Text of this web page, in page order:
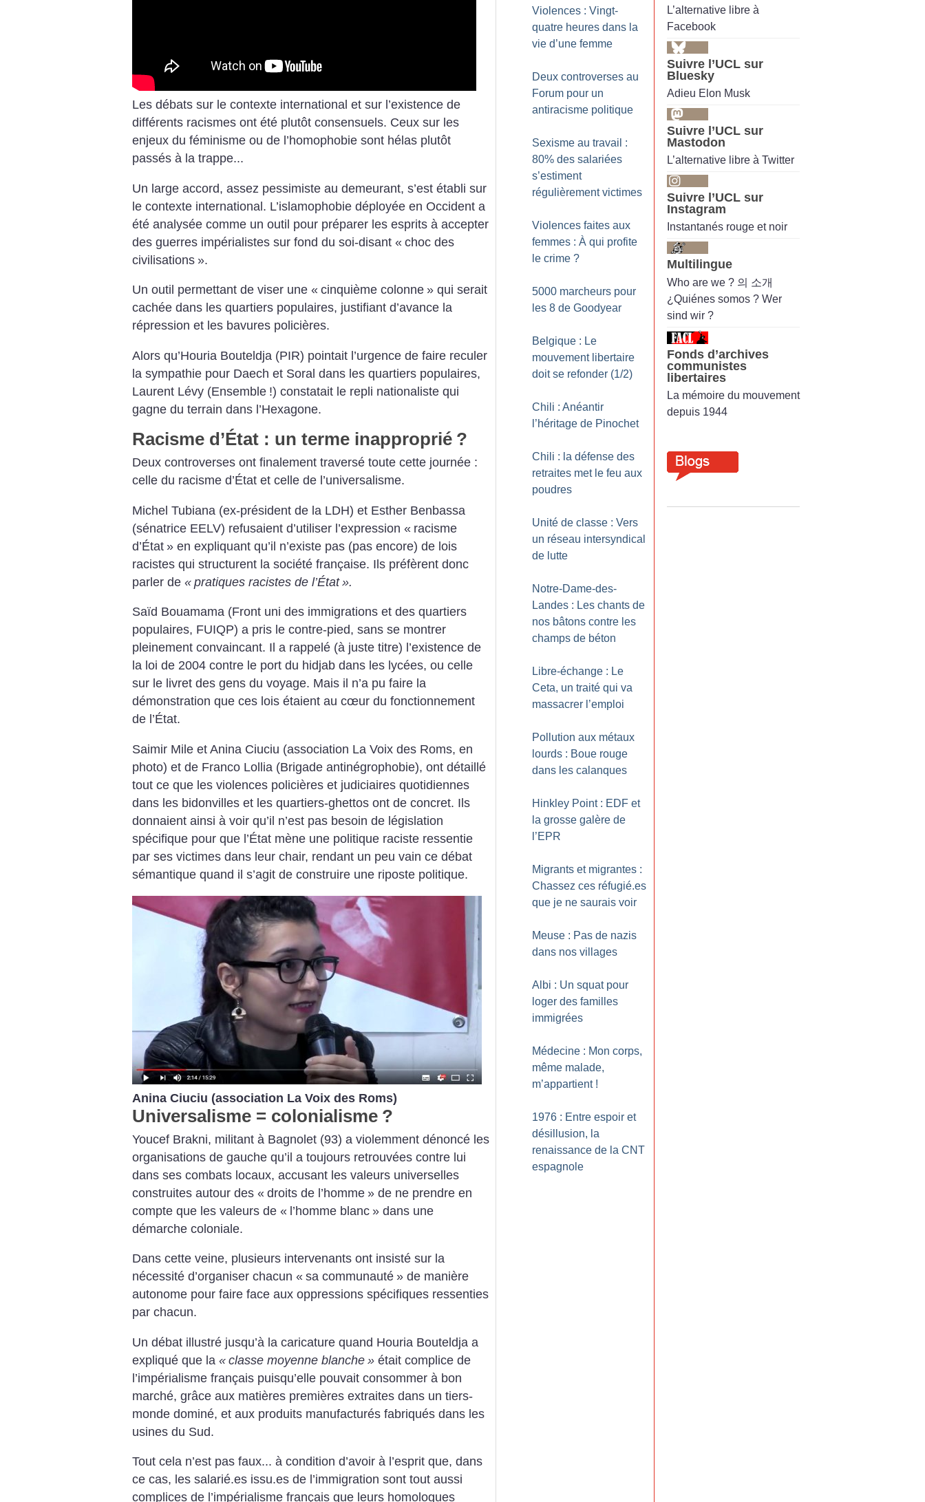
Les débats sur le contexte international et sur l’existence de
différents racismes ont été plutôt consensuels. Ceux sur les
enjeux du féminisme ou de l’homophobie sont hélas plutôt
passés à la trappe...
Un large accord, assez pessimiste au demeurant, s’est établi sur
le contexte international. L’islamophobie déployée en Occident a
été analysée comme un outil pour préparer les esprits à accepter
des guerres impérialistes sur fond du soi-disant « choc des
civilisations ».
Un outil permettant de viser une « cinquième colonne » qui serait
cachée dans les quartiers populaires, justifiant d’avance la
répression et les bavures policières.
Alors qu’Houria Bouteldja (PIR) pointait l’urgence de faire reculer
la sympathie pour Daech et Soral dans les quartiers populaires,
Laurent Lévy (Ensemble !) constatait le repli nationaliste qui
gagne du terrain dans l’Hexagone.
Racisme d’État : un terme inapproprié ?
Deux controverses ont finalement traversé toute cette journée :
celle du racisme d’État et celle de l’universalisme.
Michel Tubiana (ex-président de la LDH) et Esther Benbassa
(sénatrice EELV) refusaient d’utiliser l’expression « racisme
d’État » en expliquant qu’il n’existe pas (pas encore) de lois
racistes qui structurent la société française. Ils préfèrent donc
parler de « pratiques racistes de l’État ».
Saïd Bouamama (Front uni des immigrations et des quartiers
populaires, FUIQP) a pris le contre-pied, sans se montrer
pleinement convaincant. Il a rappelé (à juste titre) l’existence de
la loi de 2004 contre le port du hidjab dans les lycées, ou celle
sur le livret des gens du voyage. Mais il n’a pu faire la
démonstration que ces lois étaient au cœur du fonctionnement
de l’État.
Saimir Mile et Anina Ciuciu (association La Voix des Roms, en
photo) et de Franco Lollia (Brigade antinégrophobie), ont détaillé
tout ce que les violences policières et judiciaires quotidiennes
dans les bidonvilles et les quartiers-ghettos ont de concret. Ils
donnaient ainsi à voir qu’il n’est pas besoin de législation
spécifique pour que l’État mène une politique raciste ressentie
par ses victimes dans leur chair, rendant un peu vain ce débat
sémantique quand il s’agit de construire une riposte politique.
Anina Ciuciu (association La Voix des Roms)
Universalisme = colonialisme ?
Youcef Brakni, militant à Bagnolet (93) a violemment dénoncé les
organisations de gauche qu’il a toujours retrouvées contre lui
dans ses combats locaux, accusant les valeurs universelles
construites autour des « droits de l’homme » de ne prendre en
compte que les valeurs de « l’homme blanc » dans une
démarche coloniale.
Dans cette veine, plusieurs intervenants ont insisté sur la
nécessité d’organiser chacun « sa communauté » de manière
autonome pour faire face aux oppressions spécifiques ressenties
par chacun.
Un débat illustré jusqu’à la caricature quand Houria Bouteldja a
expliqué que la « classe moyenne blanche » était complice de
l’impérialisme français puisqu’elle pouvait consommer à bon
marché, grâce aux matières premières extraites dans un tiers-
monde dominé, et aux produits manufacturés fabriqués dans les
usines du Sud.
Tout cela n’est pas faux... à condition d’avoir à l’esprit que, dans
ce cas, les salarié.es issu.es de l’immigration sont tout aussi
complices de l’impérialisme français que leurs homologues
Violences : Vingt-
quatre heures dans la
vie d’une femme
Deux controverses au
Forum pour un
antiracisme politique
Sexisme au travail :
80% des salariées
s’estiment
régulièrement victimes
Violences faites aux
femmes : À qui profite
le crime ?
5000 marcheurs pour
les 8 de Goodyear
Belgique : Le
mouvement libertaire
doit se refonder (1/2)
Chili : Anéantir
l’héritage de Pinochet
Chili : la défense des
retraites met le feu aux
poudres
Unité de classe : Vers
un réseau intersyndical
de lutte
Notre-Dame-des-
Landes : Les chants de
nos bâtons contre les
champs de béton
Libre-échange : Le
Ceta, un traité qui va
massacrer l’emploi
Pollution aux métaux
lourds : Boue rouge
dans les calanques
Hinkley Point : EDF et
la grosse galère de
l’EPR
Migrants et migrantes :
Chassez ces réfugié.es
que je ne saurais voir
Meuse : Pas de nazis
dans nos villages
Albi : Un squat pour
loger des familles
immigrées
Médecine : Mon corps,
même malade,
m’appartient !
1976 : Entre espoir et
désillusion, la
renaissance de la CNT
espagnole
L’alternative libre à
Facebook
Suivre l’UCL sur
Bluesky
Adieu Elon Musk
Suivre l’UCL sur
Mastodon
L’alternative libre à Twitter
Suivre l’UCL sur
Instagram
Instantanés rouge et noir
Multilingue
Who are we ? 의 소개
¿Quiénes somos ? Wer
sind wir ?
Fonds d’archives
communistes
libertaires
La mémoire du mouvement
depuis 1944